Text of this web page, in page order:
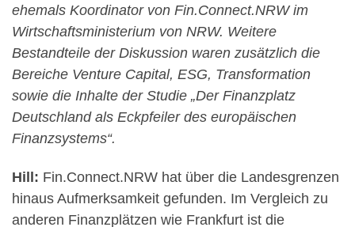
ehemals Koordinator von Fin.Connect.NRW im
Wirtschaftsministerium von NRW. Weitere
Bestandteile der Diskussion waren zusätzlich die
Bereiche Venture Capital, ESG, Transformation
sowie die Inhalte der Studie „Der Finanzplatz
Deutschland als Eckpfeiler des europäischen
Finanzsystems“.
Hill: Fin.Connect.NRW hat über die Landesgrenzen
hinaus Aufmerksamkeit gefunden. Im Vergleich zu
anderen Finanzplätzen wie Frankfurt ist die